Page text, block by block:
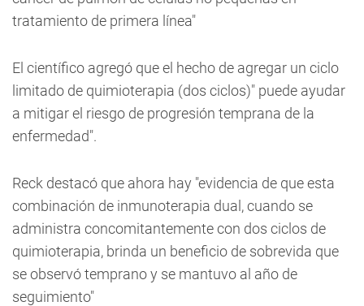
tratamiento de primera línea"
El científico agregó que el hecho de agregar un ciclo
limitado de quimioterapia (dos ciclos)" puede ayudar
a mitigar el riesgo de progresión temprana de la
enfermedad".
Reck destacó que ahora hay "evidencia de que esta
combinación de inmunoterapia dual, cuando se
administra concomitantemente con dos ciclos de
quimioterapia, brinda un beneficio de sobrevida que
se observó temprano y se mantuvo al año de
seguimiento"